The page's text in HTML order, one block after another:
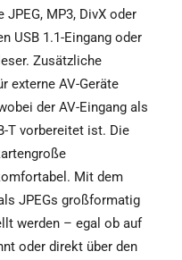
MP3, DivX oder
USB 1.1-Eingang oder
Zusätzliche
externe AV-Geräte
der AV-Eingang als
T vorbereitet ist. Die
Mit dem
JPEGs großformatig
werden – egal ob auf
oder direkt über den